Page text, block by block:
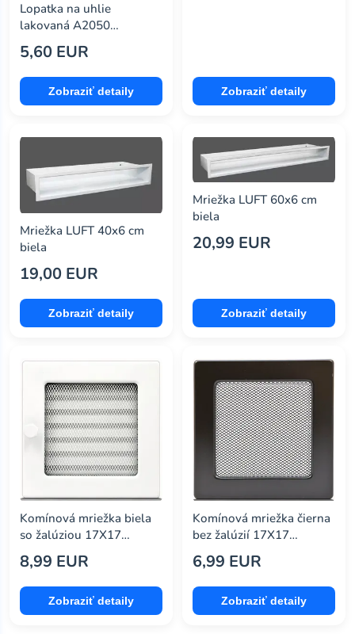
Lopatka na uhlie
lakovaná A2050
MA612051
5,60 EUR
Zobraziť detaily Zobraziť detaily
Mriežka LUFT 40x6 cm
biela
19,00 EUR
Zobraziť detaily
Mriežka LUFT 60x6 cm
biela
20,99 EUR
Zobraziť detaily
Komínová mriežka biela
so žalúziou 17X17
4F1717ZW
8,99 EUR
Zobraziť detaily
Komínová mriežka čierna
bez žalúzií 17X17
4F1717OD
6,99 EUR
Zobraziť detaily